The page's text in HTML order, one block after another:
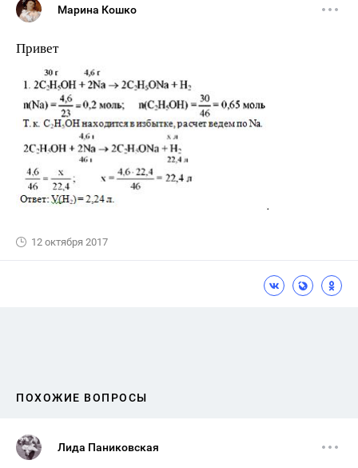
Марина Кошко
Привет
12 октября 2017
ПОХОЖИЕ ВОПРОСЫ
Лида Паниковская